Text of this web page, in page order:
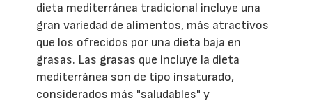
dieta mediterránea tradicional incluye una
gran variedad de alimentos, más atractivos
que los ofrecidos por una dieta baja en
grasas. Las grasas que incluye la dieta
mediterránea son de tipo insaturado,
considerados más "saludables" y